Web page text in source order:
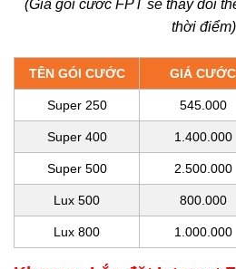
(Giá gói cước FPT sẽ thay đổi
thời điểm)
TÊN GÓI CƯỚC GIÁ CƯỚC
Super 250 545.000
Super 400 1.400.000
Super 500 2.500.000
Lux 500 800.000
Lux 800 1.000.000